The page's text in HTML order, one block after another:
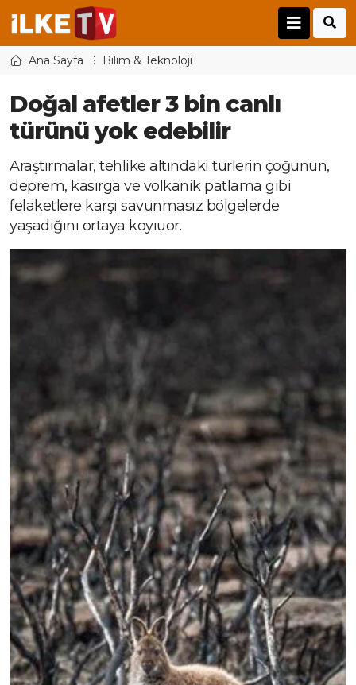
Ana Sayfa Bilim & Teknoloji
Doğal afetler 3 bin canlı
türünü yok edebilir
Araştırmalar, tehlike altındaki türlerin çoğunun,
deprem, kasırga ve volkanik patlama gibi
felaketlere karşı savunmasız bölgelerde
yaşadığını ortaya koyıuor.